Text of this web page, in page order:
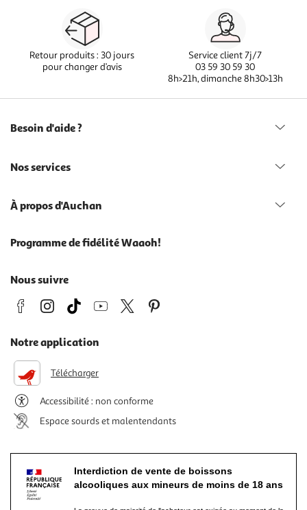
Retour produits : 30 jours
pour changer d’avis
Service client 7j/7
03 59 30 59 30
8h>21h, dimanche 8h30>13h
Besoin d'aide ?
Nos services
À propos d'Auchan
Programme de fidélité Waaoh!
Nous suivre
Notre application
Télécharger
Accessibilité : non conforme
Espace sourds et malentendants
Interdiction de vente de boissons
alcooliques aux mineurs de moins de 18 ans